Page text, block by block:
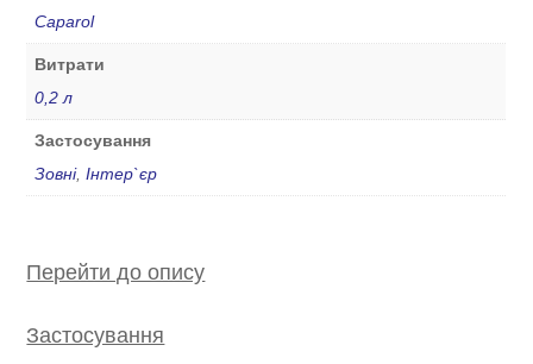
Caparol
Витрати
0,2 л
Застосування
Зовні,Інтер`єр
Перейти до опису
Застосування